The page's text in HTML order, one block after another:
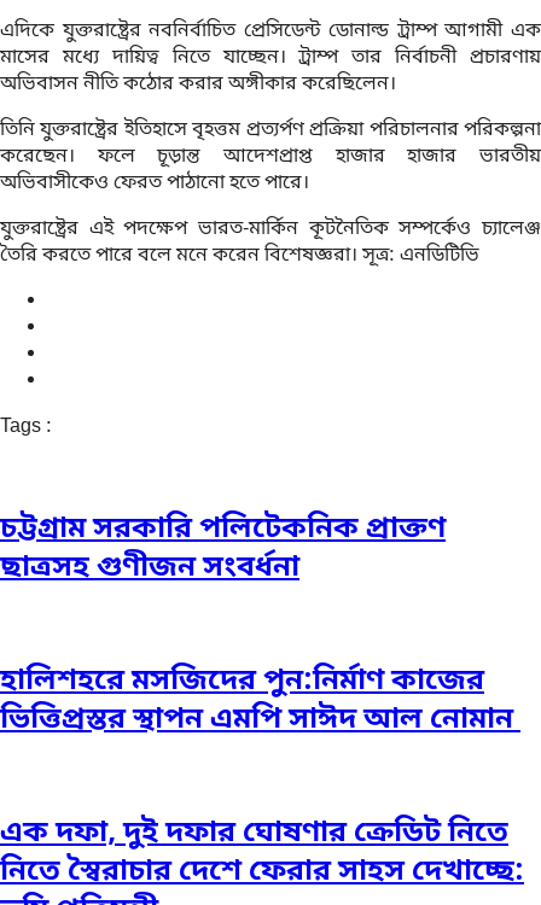
এদিকে যুক্তরাষ্ট্রের নবনির্বাচিত প্রেসিডেন্ট ডোনাল্ড ট্রাম্প আগামী এক
মাসের মধ্যে দায়িত্ব নিতে যাচ্ছেন। ট্রাম্প তার নির্বাচনী প্রচারণায়
অভিবাসন নীতি কঠোর করার অঙ্গীকার করেছিলেন।
তিনি যুক্তরাষ্ট্রের ইতিহাসে বৃহত্তম প্রত্যর্পণ প্রক্রিয়া পরিচালনার পরিকল্পনা
করেছেন। ফলে চূড়ান্ত আদেশপ্রাপ্ত হাজার হাজার ভারতীয়
অভিবাসীকেও ফেরত পাঠানো হতে পারে।
যুক্তরাষ্ট্রের এই পদক্ষেপ ভারত-মার্কিন কূটনৈতিক সম্পর্কেও চ্যালেঞ্জ
তৈরি করতে পারে বলে মনে করেন বিশেষজ্ঞরা। সূত্র: এনডিটিভি
Tags :
চট্টগ্রাম সরকারি পলিটেকনিক প্রাক্তণ
ছাত্রসহ গুণীজন সংবর্ধনা
হালিশহরে মসজিদের পুন:নির্মাণ কাজের
ভিত্তিপ্রস্তর স্থাপন এমপি সাঈদ আল নোমান ‎
এক দফা, দুই দফার ঘোষণার ক্রেডিট নিতে
নিতে স্বৈরাচার দেশে ফেরার সাহস দেখাচ্ছে: